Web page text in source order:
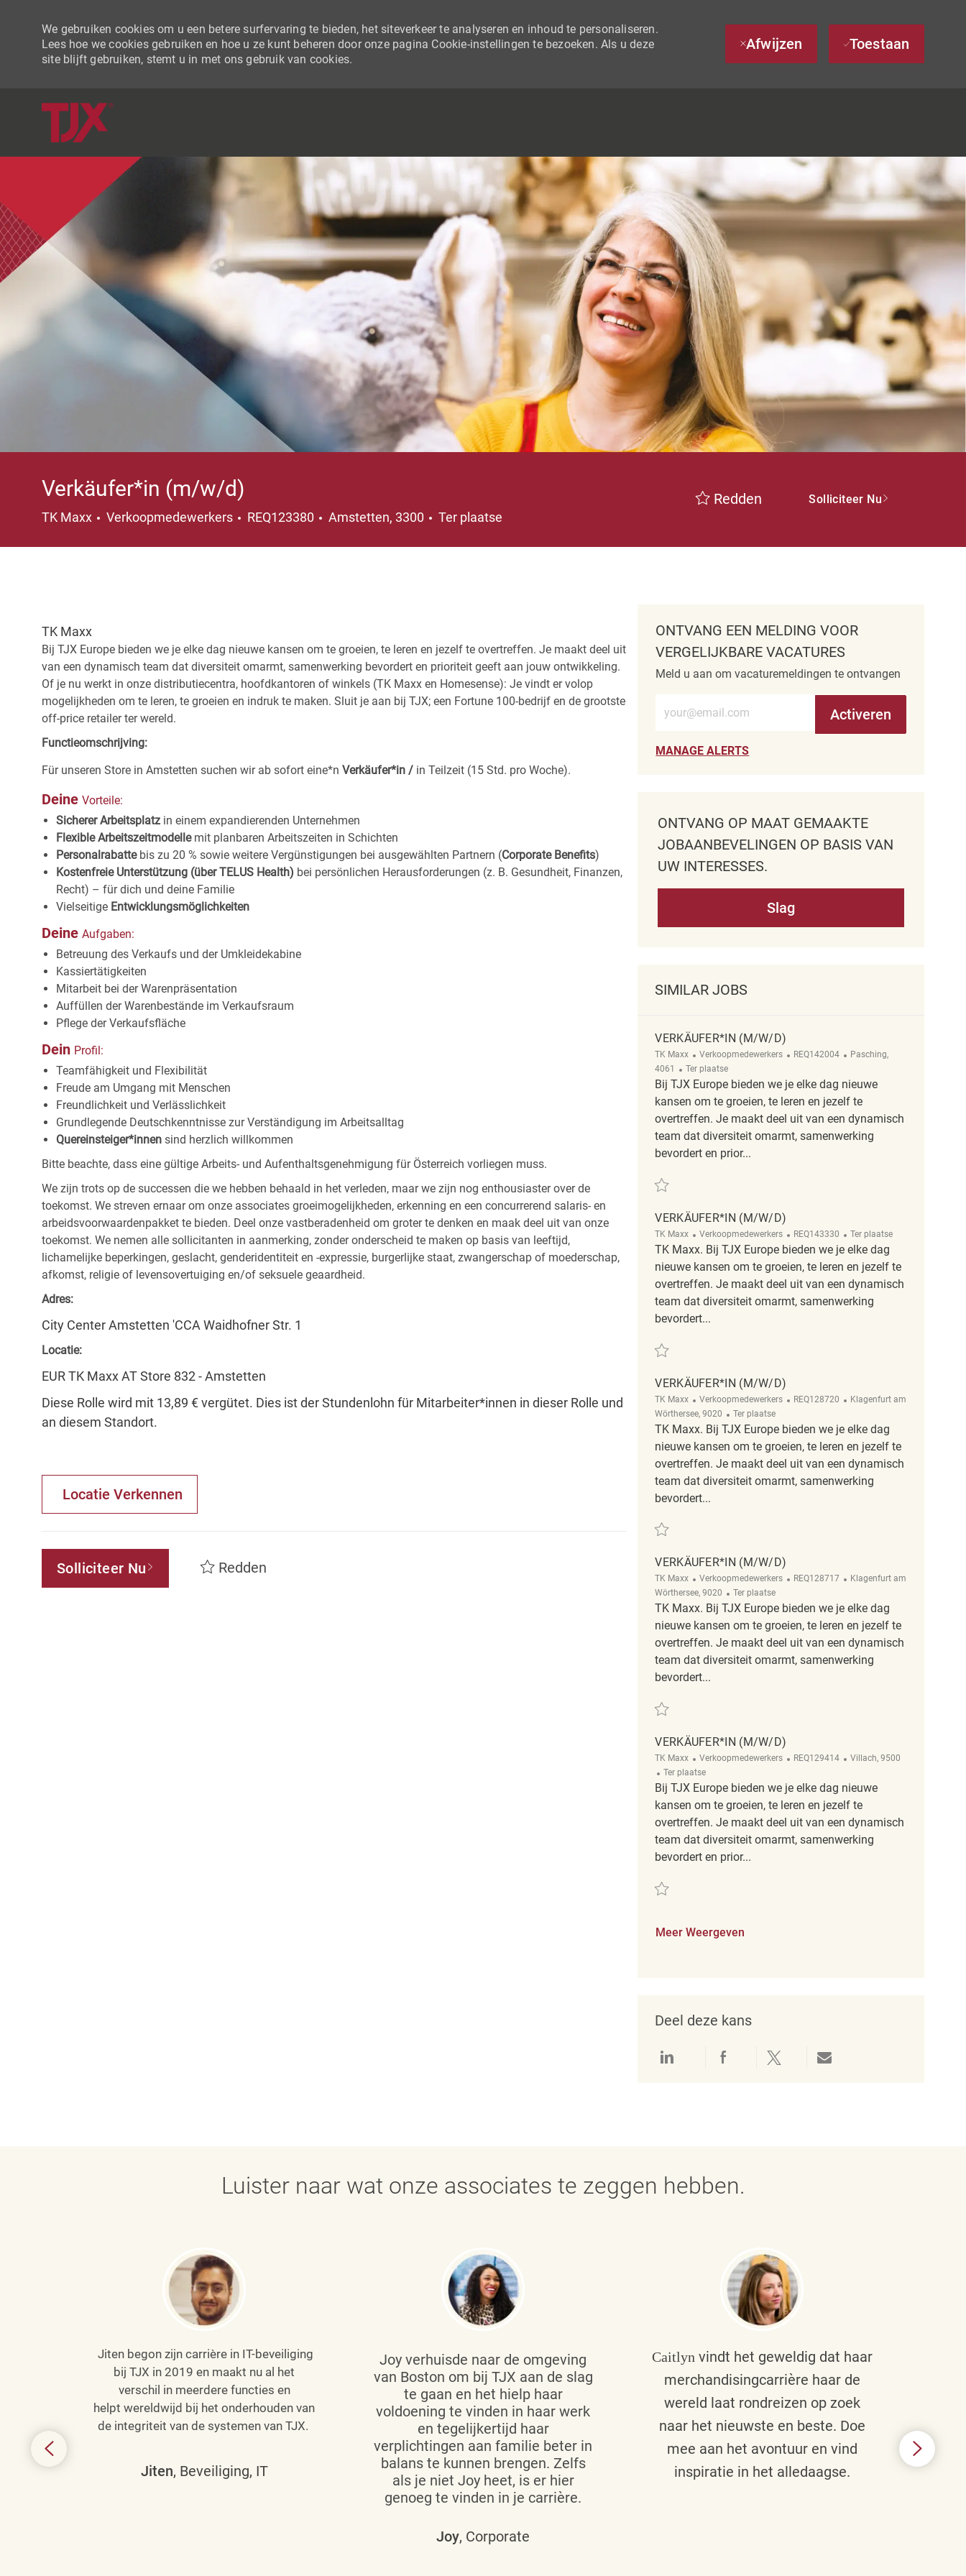
We gebruiken cookies om u een betere surfervaring te bieden, het siteverkeer te analyseren en inhoud te personaliseren.
Lees hoe we cookies gebruiken en hoe u ze kunt beheren door onze pagina Cookie-instellingen te bezoeken. Als u deze
site blijft gebruiken, stemt u in met ons gebruik van cookies.
Afwijzen Toestaan
Verkäufer*in (m/w/d)
TK Maxx Categorie
Verkoopmedewerkers REQ123380 Plaats
Amstetten, 3300 Ter plaatse
Redden Solliciteer Nu
TK Maxx
Bij TJX Europe bieden we je elke dag nieuwe kansen om te groeien, te leren en jezelf te overtreffen. Je maakt deel uit
van een dynamisch team dat diversiteit omarmt, samenwerking bevordert en prioriteit geeft aan jouw ontwikkeling.
Of je nu werkt in onze distributiecentra, hoofdkantoren of winkels (TK Maxx en Homesense): Je vindt er volop
mogelijkheden om te leren, te groeien en indruk te maken. Sluit je aan bij TJX; een Fortune 100-bedrijf en de grootste
off-price retailer ter wereld.
Functieomschrijving:
Für unseren Store in Amstetten suchen wir ab sofort eine*n Verkäufer*in / in Teilzeit (15 Std. pro Woche).
Deine Vorteile:
Sicherer Arbeitsplatz in einem expandierenden Unternehmen
Flexible Arbeitszeitmodelle mit planbaren Arbeitszeiten in Schichten
Personalrabatte bis zu 20 % sowie weitere Vergünstigungen bei ausgewählten Partnern (Corporate Benefits)
Kostenfreie Unterstützung (über TELUS Health) bei persönlichen Herausforderungen (z. B. Gesundheit, Finanzen,
Recht) – für dich und deine Familie
Vielseitige Entwicklungsmöglichkeiten
Deine Aufgaben:
Betreuung des Verkaufs und der Umkleidekabine
Kassiertätigkeiten
Mitarbeit bei derWarenpräsentation
Auffüllen der Warenbestände im Verkaufsraum
Pflege derVerkaufsfläche
Dein Profil:
Teamfähigkeit und Flexibilität
Freude am Umgang mit Menschen
Freundlichkeit und Verlässlichkeit
Grundlegende Deutschkenntnisse zur Verständigung im Arbeitsalltag
Quereinsteiger*innen sind herzlich willkommen
Bitte beachte, dass eine gültige Arbeits- und Aufenthaltsgenehmigung für Österreich vorliegen muss.
We zijn trots op de successen die we hebben behaald in het verleden, maar we zijn nog enthousiaster over de
toekomst. We streven ernaar om onze associates groeimogelijkheden, erkenning en een concurrerend salaris- en
arbeidsvoorwaardenpakket te bieden. Deel onze vastberadenheid om groter te denken en maak deel uit van onze
toekomst. We nemen alle sollicitanten in aanmerking, zonder onderscheid te maken op basis van leeftijd,
lichamelijke beperkingen, geslacht, genderidentiteit en -expressie, burgerlijke staat, zwangerschap of moederschap,
afkomst, religie of levensovertuiging en/of seksuele geaardheid.
Adres:
City Center Amstetten 'CCA Waidhofner Str. 1
Locatie:
EUR TK Maxx AT Store 832 - Amstetten
Diese Rolle wird mit 13,89 € vergütet. Dies ist der Stundenlohn für Mitarbeiter*innen in dieser Rolle und
an diesem Standort.
Locatie Verkennen
Solliciteer Nu Redden
ONTVANG EEN MELDING VOOR
VERGELIJKBARE VACATURES
Meld u aan om vacaturemeldingen te ontvangen
Activeren
MANAGE ALERTS
ONTVANG OP MAAT GEMAAKTE
JOBAANBEVELINGEN OP BASIS VAN
UW INTERESSES.
Slag
SIMILAR JOBS
VERKÄUFER*IN (M/W/D)
TK Maxx Categorie
Verkoopmedewerkers ReqId
REQ142004 Plaats
Pasching,
4061
Afgelegen
Ter plaatse
Bij TJX Europe bieden we je elke dag nieuwe
kansen om te groeien, te leren en jezelf te
overtreffen. Je maakt deel uit van een dynamisch
team dat diversiteit omarmt, samenwerking
bevordert en prior...
Redden Verkäufer*in (m/w/d) REQ142004
VERKÄUFER*IN (M/W/D)
TK Maxx Categorie
Verkoopmedewerkers ReqId
REQ143330 Afgelegen
Ter plaatse
TK Maxx. Bij TJX Europe bieden we je elke dag
nieuwe kansen om te groeien, te leren en jezelf te
overtreffen. Je maakt deel uit van een dynamisch
team dat diversiteit omarmt, samenwerking
bevordert...
VERKÄUFER*IN (M/W/D)
TK Maxx Categorie
Verkoopmedewerkers ReqId
REQ128720 Plaats
Klagenfurt am
Wörthersee, 9020
Afgelegen
Ter plaatse
TK Maxx. Bij TJX Europe bieden we je elke dag
nieuwe kansen om te groeien, te leren en jezelf te
overtreffen. Je maakt deel uit van een dynamisch
team dat diversiteit omarmt, samenwerking
bevordert...
Redden Verkäufer*in (m/w/d) REQ128720
VERKÄUFER*IN (M/W/D)
TK Maxx Categorie
Verkoopmedewerkers ReqId
REQ128717 Plaats
Klagenfurt am
Wörthersee, 9020
Afgelegen
Ter plaatse
TK Maxx. Bij TJX Europe bieden we je elke dag
nieuwe kansen om te groeien, te leren en jezelf te
overtreffen. Je maakt deel uit van een dynamisch
team dat diversiteit omarmt, samenwerking
bevordert...
Redden Verkäufer*in (m/w/d) REQ128717
VERKÄUFER*IN (M/W/D)
TK Maxx Categorie
Verkoopmedewerkers ReqId
REQ129414 Plaats
Villach, 9500
Afgelegen
Ter plaatse
Bij TJX Europe bieden we je elke dag nieuwe
kansen om te groeien, te leren en jezelf te
overtreffen. Je maakt deel uit van een dynamisch
team dat diversiteit omarmt, samenwerking
bevordert en prior...
Redden Verkäufer*in (m/w/d) REQ129414
Meer Weergeven
Deel deze kans
Delen via LinkedInDelen via Facebook
Delen via twitterDelen via e-mail
Luister naar wat onze associates te zeggen hebben.
Jiten begon zijn carrière in IT-beveiliging
bij TJX in 2019 en maakt nu al het
verschil in meerdere functies en
helpt wereldwijd bij het onderhouden van
de integriteit van de systemen van TJX.
Jiten, Beveiliging, IT
Joy verhuisde naar de omgeving
van Boston om bij TJX aan de slag
te gaan en het hielp haar
voldoening te vinden in haar werk
en tegelijkertijd haar
verplichtingen aan familie beter in
balans te kunnen brengen. Zelfs
als je niet Joy heet, is er hier
genoeg te vinden in je carrière.
Joy, Corporate
Caitlyn vindt het geweldig dat haar
merchandisingcarrière haar de
wereld laat rondreizen op zoek
naar het nieuwste en beste. Doe
mee aan het avontuur en vind
inspiratie in het alledaagse.